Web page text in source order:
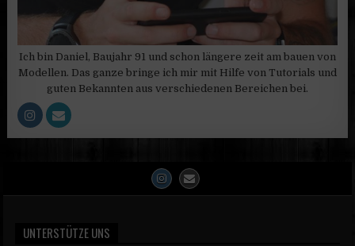
Ich bin Daniel, Baujahr 91 und schon längere zeit am bauen von
Modellen. Das ganze bringe ich mir mit Hilfe von Tutorials und
guten Bekannten aus verschiedenen Bereichen bei.
UNTERSTÜTZE UNS